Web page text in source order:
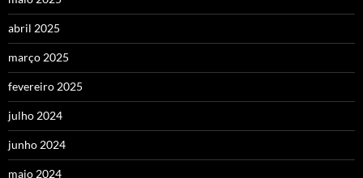
abril 2025
março 2025
fevereiro 2025
julho 2024
junho 2024
maio 2024